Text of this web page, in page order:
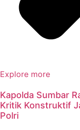
Explore more
Kapolda Sumbar
Kritik Konstruktif
Polri